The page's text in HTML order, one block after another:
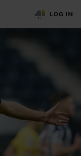
LOG IN